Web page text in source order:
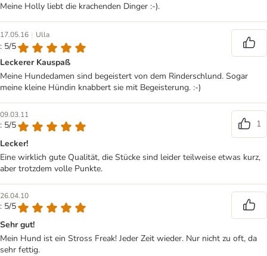
Meine Holly liebt die krachenden Dinger :-).
17.05.16 | Ulla
: 5/5
Leckerer Kauspaß
Meine Hundedamen sind begeistert von dem Rinderschlund. Sogar
meine kleine Hündin knabbert sie mit Begeisterung. :-)
09.03.11
: 5/5
1
Lecker!
Eine wirklich gute Qualität, die Stücke sind leider teilweise etwas kurz,
aber trotzdem volle Punkte.
26.04.10
: 5/5
Sehr gut!
Mein Hund ist ein Stross Freak! Jeder Zeit wieder. Nur nicht zu oft, da
sehr fettig.